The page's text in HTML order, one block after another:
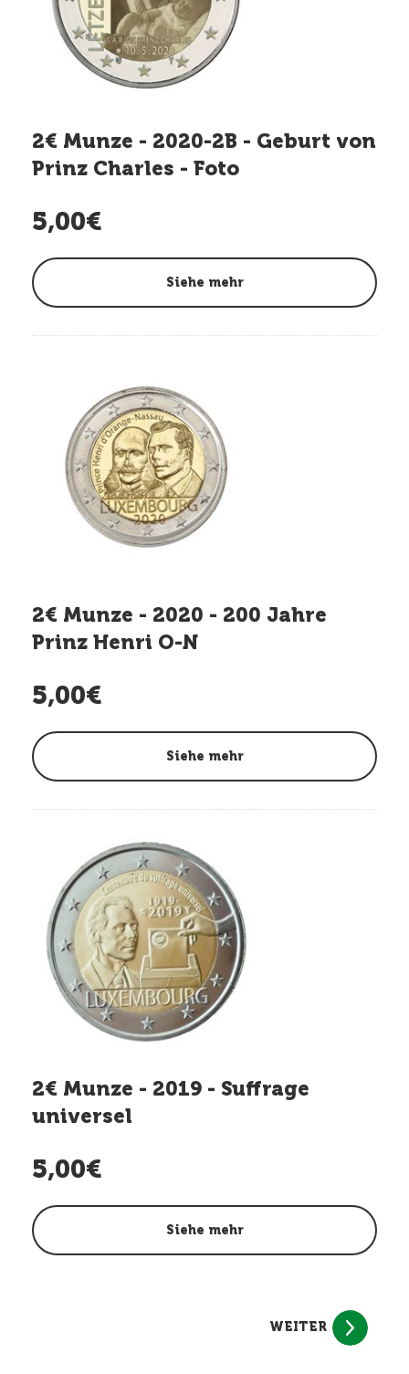
2€ Munze - 2020-2B - Geburt von
Prinz Charles - Foto
5,00€
Siehe mehr
2€ Munze - 2020 - 200 Jahre
Prinz Henri O-N
5,00€
Siehe mehr
2€ Munze - 2019 - Suffrage
universel
5,00€
Siehe mehr
WEITER